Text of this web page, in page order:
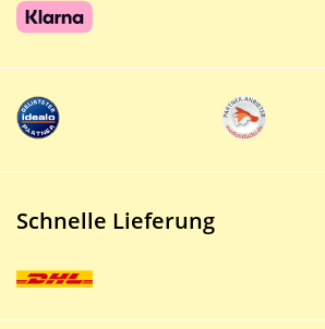
Schnelle Lieferung